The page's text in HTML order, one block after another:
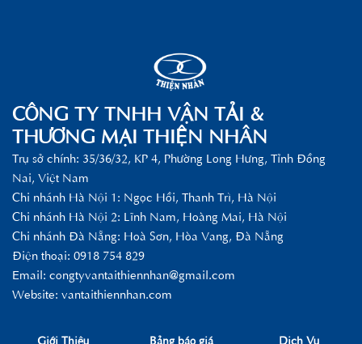
CÔNG TY TNHH VẬN TẢI &
THƯƠNG MẠI THIỆN NHÂN
Trụ sở chính: 35/36/32, KP 4, Phường Long Hưng, Tỉnh Đồng
Nai, Việt Nam
Chi nhánh Hà Nội 1: Ngọc Hồi, Thanh Trì, Hà Nội
Chi nhánh Hà Nội 2: Lĩnh Nam, Hoàng Mai, Hà Nội
Chi nhánh Đà Nẵng: Hoà Sơn, Hòa Vang, Đà Nẵng
Điện thoại: 0918 754 829
Email: congtyvantaithiennhan@gmail.com
Website: vantaithiennhan.com
Giới Thiệu Bảng báo giá Dịch Vụ